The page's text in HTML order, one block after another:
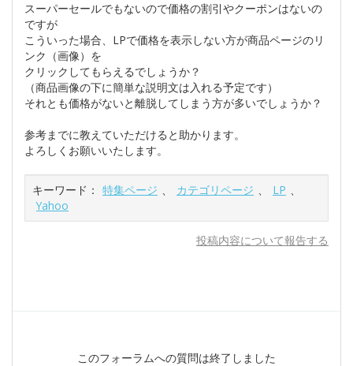
スーパーセールでもないので価格の割引やクーポンはないの
ですが
こういった場合、LPで価格を表示しない方が商品ページのリ
ンク（画像）を
クリックしてもらえるでしょうか？
（商品画像の下に簡単な説明文は入れる予定です）
それとも価格がないと離脱してしまう方が多いでしょうか？
参考までに教えていただけると助かります。
よろしくお願いいたします。
キーワード： 特集ページ 、 カテゴリページ 、 LP 、
Yahoo
投稿内容について報告する
このフォーラムへの質問は終了しました